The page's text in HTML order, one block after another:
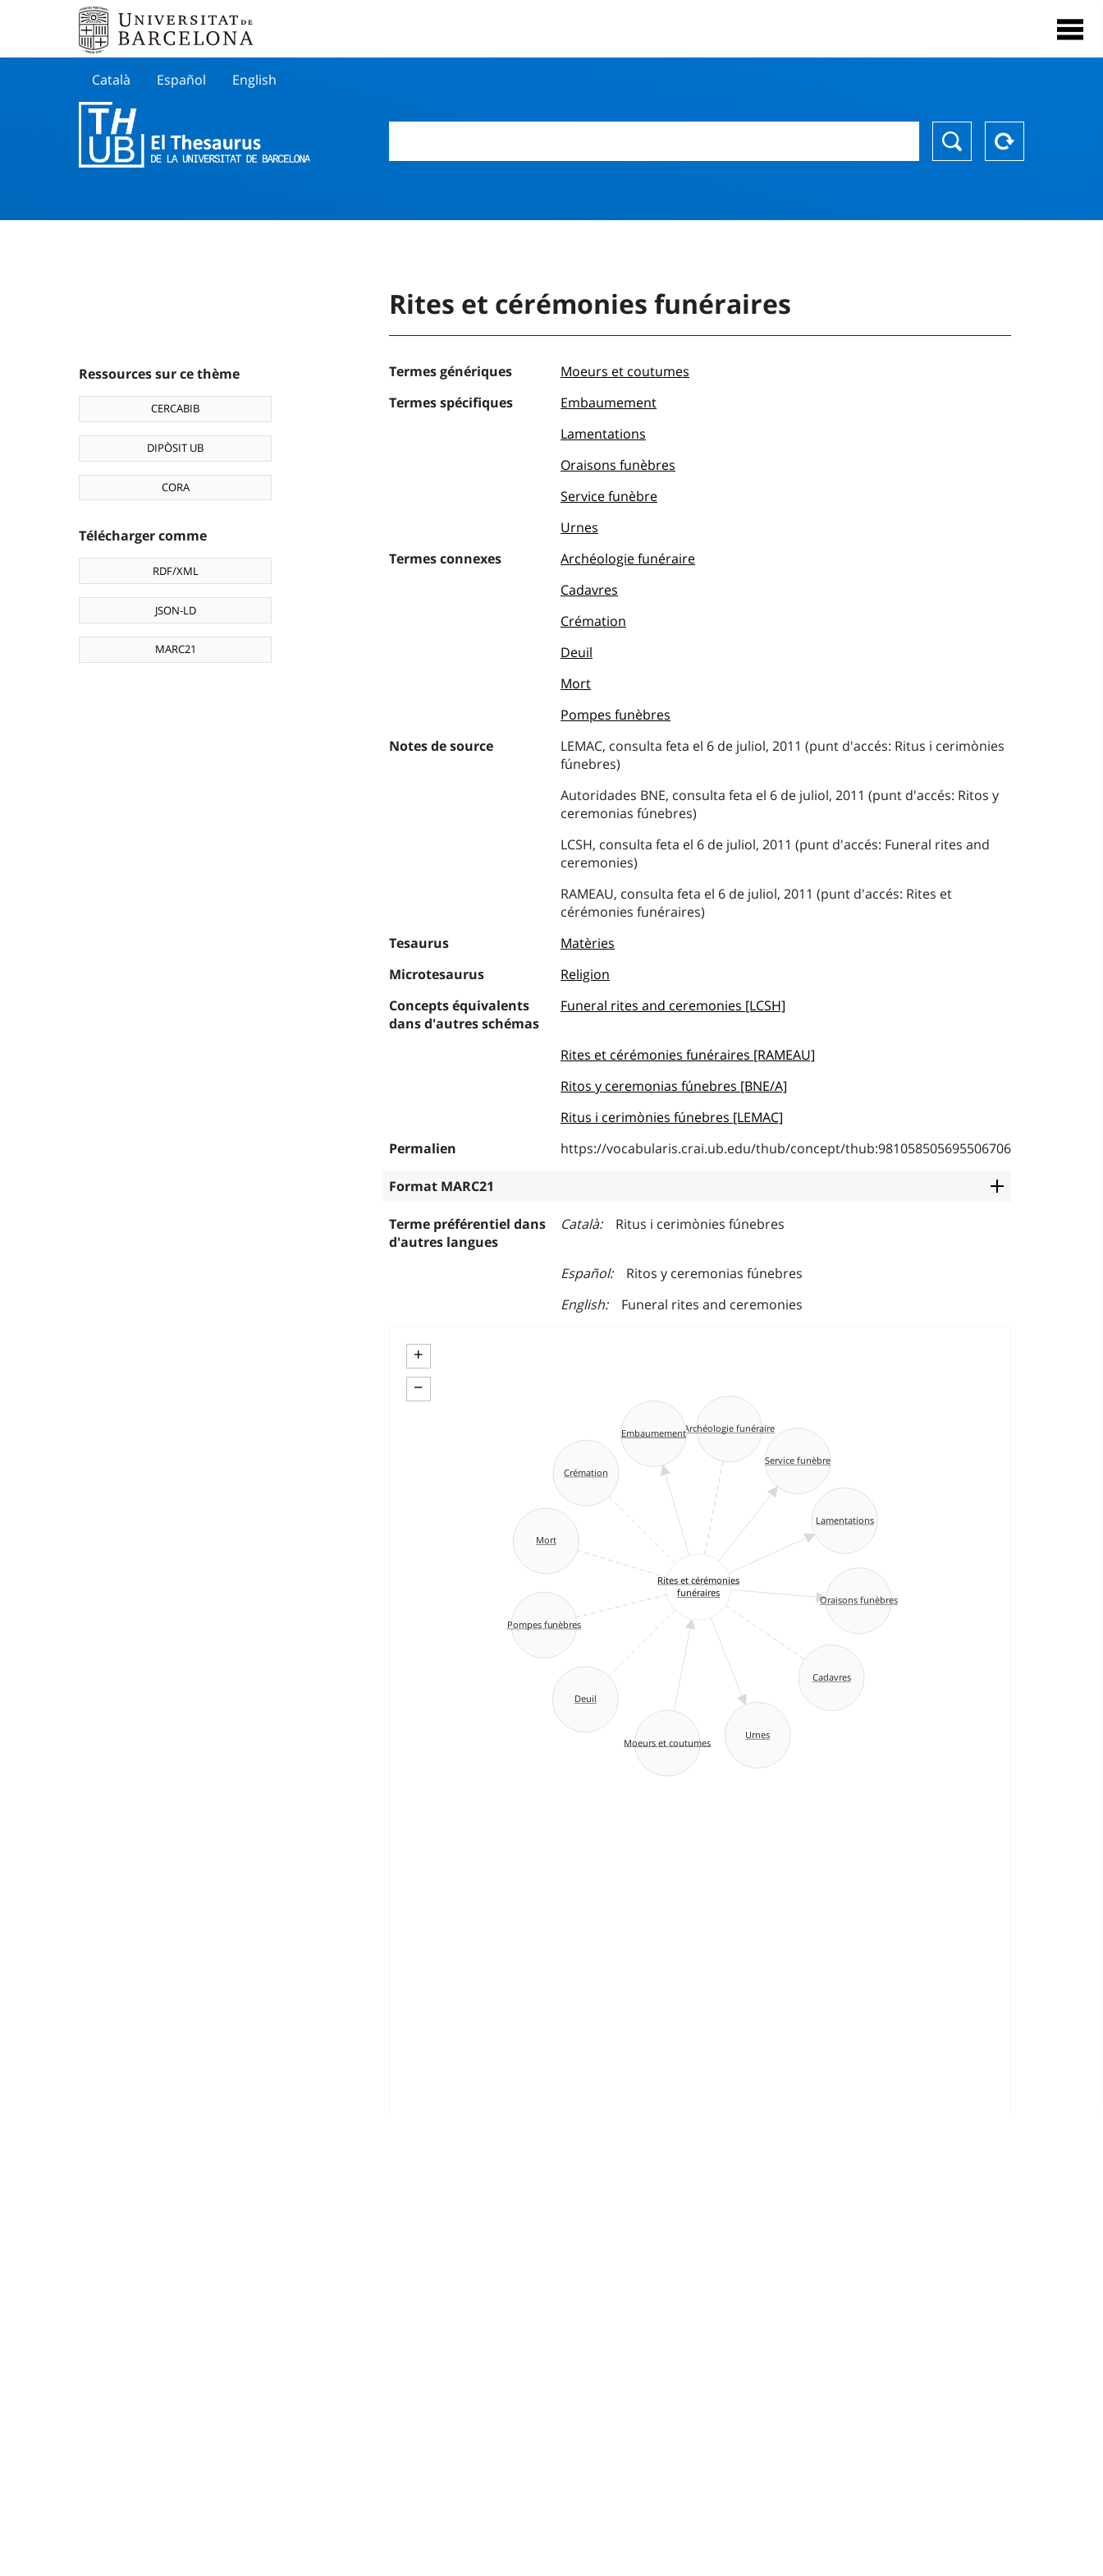
Català Español English
Ressources sur ce thème
CERCABIB
DIPÒSIT UB
CORA
Télécharger comme
RDF/XML
JSON-LD
MARC21
Rites et cérémonies funéraires
Termes génériques
Moeurs et coutumes
Termes spécifiques
Embaumement
Lamentations
Oraisons funèbres
Service funèbre
Urnes
Termes connexes
Archéologie funéraire
Cadavres
Crémation
Deuil
Mort
Pompes funèbres
Notes de source
LEMAC, consulta feta el 6 de juliol, 2011 (punt d'accés: Ritus i cerimònies
fúnebres)
Autoridades BNE, consulta feta el 6 de juliol, 2011 (punt d'accés: Ritos y
ceremonias fúnebres)
LCSH, consulta feta el 6 de juliol, 2011 (punt d'accés: Funeral rites and
ceremonies)
RAMEAU, consulta feta el 6 de juliol, 2011 (punt d'accés: Rites et
cérémonies funéraires)
Tesaurus
Matèries
Microtesaurus
Religion
Concepts équivalents
dans d'autres schémas
Funeral rites and ceremonies [LCSH]
Rites et cérémonies funéraires [RAMEAU]
Ritos y ceremonias fúnebres [BNE/A]
Ritus i cerimònies fúnebres [LEMAC]
Permalien
https://vocabularis.crai.ub.edu/thub/concept/thub:981058505695506706
Format MARC21
Terme préférentiel dans
d'autres langues
Català Ritus i cerimònies fúnebres
Español
Ritos y ceremonias fúnebres
English
Funeral rites and ceremonies
+
−
Archéologie funéraire
Pompes funèbres
Service funèbre
Rites et cérémonies
funéraires
Mort
Oraisons funèbres
Urnes
Embaumement
Cadavres
Deuil
Lamentations
Moeurs et coutumes
Crémation